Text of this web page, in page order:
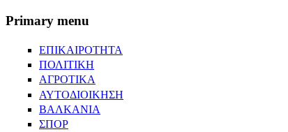
Primary menu
ΕΠΙΚΑΙΡΟΤΗΤΑ
ΠΟΛΙΤΙΚΗ
ΑΓΡΟΤΙΚΑ
ΑΥΤΟΔΙΟΙΚΗΣΗ
ΒΑΛΚΑΝΙΑ
ΣΠΟΡ